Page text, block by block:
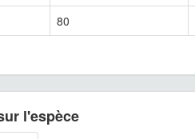
80
l'espèce